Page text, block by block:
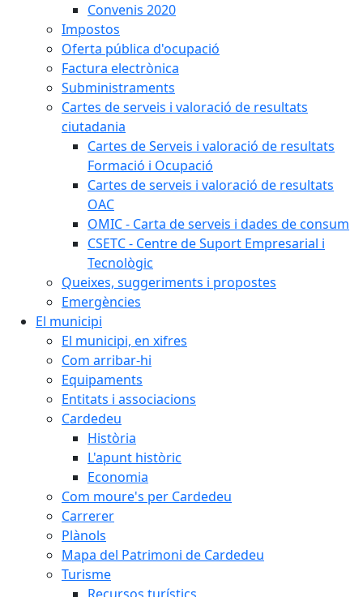
Convenis 2020
Impostos
Oferta pública d'ocupació
Factura electrònica
Subministraments
Cartes de serveis i valoració de resultats
ciutadania
Cartes de Serveis i valoració de resultats
Formació i Ocupació
Cartes de serveis i valoració de resultats
OAC
OMIC - Carta de serveis i dades de consum
CSETC - Centre de Suport Empresarial i
Tecnològic
Queixes, suggeriments i propostes
Emergències
El municipi
El municipi, en xifres
Com arribar-hi
Equipaments
Entitats i associacions
Cardedeu
Història
L'apunt històric
Economia
Com moure's per Cardedeu
Carrerer
Plànols
Mapa del Patrimoni de Cardedeu
Turisme